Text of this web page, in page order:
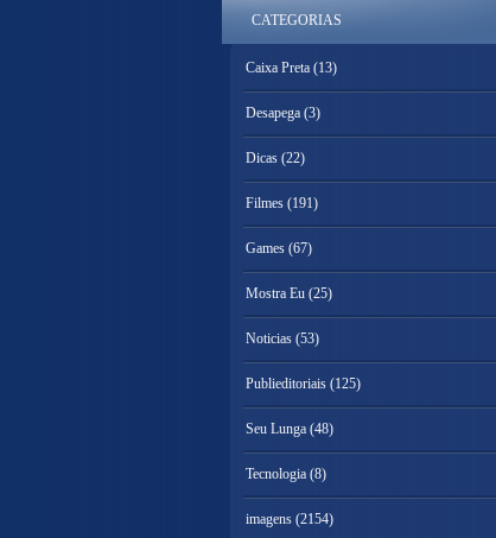
CATEGORIAS
Caixa Preta (13)
Desapega (3)
Dicas (22)
Filmes (191)
Games (67)
Mostra Eu (25)
Noticias (53)
Publieditoriais (125)
Seu Lunga (48)
Tecnologia (8)
imagens (2154)